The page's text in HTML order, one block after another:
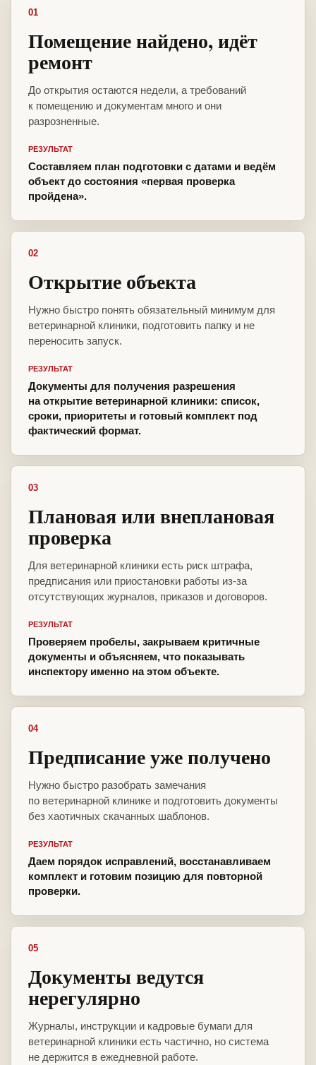
01
Помещение найдено, идёт
ремонт
До открытия остаются недели, а требований
к помещению и документам много и они
разрозненные.
РЕЗУЛЬТАТ
Составляем план подготовки с датами и ведём
объект до состояния «первая проверка
пройдена».
02
Открытие объекта
Нужно быстро понять обязательный минимум для
ветеринарной клиники, подготовить папку и не
переносить запуск.
РЕЗУЛЬТАТ
Документы для получения разрешения
на открытие ветеринарной клиники: список,
сроки, приоритеты и готовый комплект под
фактический формат.
03
Плановая или внеплановая
проверка
Для ветеринарной клиники есть риск штрафа,
предписания или приостановки работы из-за
отсутствующих журналов, приказов и договоров.
РЕЗУЛЬТАТ
Проверяем пробелы, закрываем критичные
документы и объясняем, что показывать
инспектору именно на этом объекте.
04
Предписание уже получено
Нужно быстро разобрать замечания
по ветеринарной клинике и подготовить документы
без хаотичных скачанных шаблонов.
РЕЗУЛЬТАТ
Даем порядок исправлений, восстанавливаем
комплект и готовим позицию для повторной
проверки.
05
Документы ведутся
нерегулярно
Журналы, инструкции и кадровые бумаги для
ветеринарной клиники есть частично, но система
не держится в ежедневной работе.